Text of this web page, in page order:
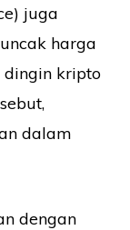
juga
harga
dingin kripto
dalam
dengan